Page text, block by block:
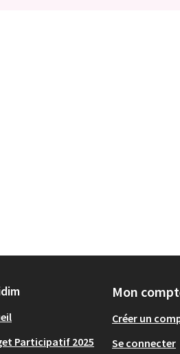
Participatif 2025
Mon
Créer un
Se connecter